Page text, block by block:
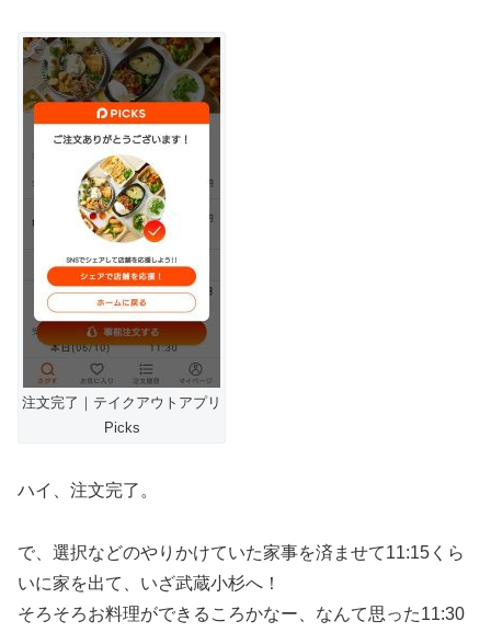
注文完了｜テイクアウトアプリ
Picks
ハイ、注文完了。
で、選択などのやりかけていた家事を済ませて11:15くら
いに家を出て、いざ武蔵小杉へ！
そろそろお料理ができるころかなー、なんて思った11:30